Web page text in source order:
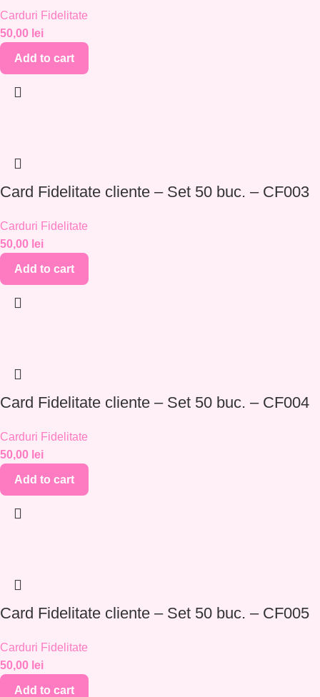
Carduri Fidelitate
50,00 lei
Add to cart
Card Fidelitate cliente – Set 50 buc. – CF003
Carduri Fidelitate
50,00 lei
Add to cart
Card Fidelitate cliente – Set 50 buc. – CF004
Carduri Fidelitate
50,00 lei
Add to cart
Card Fidelitate cliente – Set 50 buc. – CF005
Carduri Fidelitate
50,00 lei
Add to cart